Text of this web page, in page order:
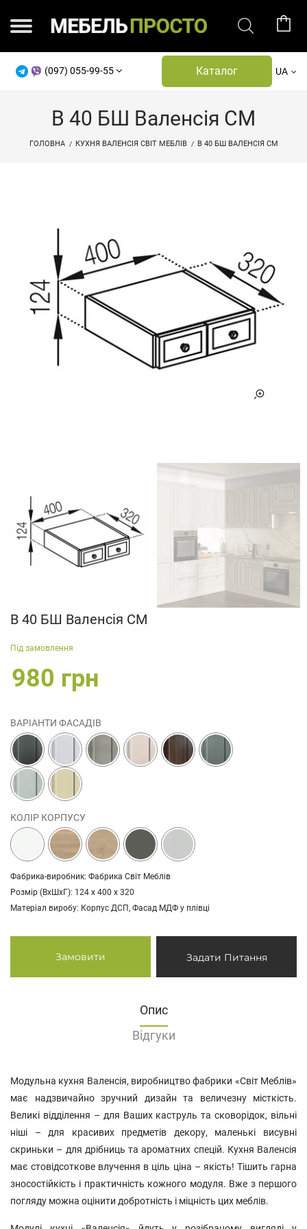
(097) 055-99-55 Каталог UA
В 40 БШ Валенсія СМ
ГОЛОВНА КУХНЯ ВАЛЕНСІЯ СВІТ МЕБЛІВ В 40 БШ ВАЛЕНСІЯ СМ
В 40 БШ Валенсія СМ
Під замовлення
980 грн
ВАРІАНТИ ФАСАДІВ
КОЛІР КОРПУСУ
Фабрика-виробник: Фабрика Світ Меблів
Розмір (ВхШхГ): 124 х 400 х 320
Матеріал виробу: Корпус ДСП, Фасад МДФ у плівці
Замовити Задати Питання
Опис
Відгуки
Модульна кухня Валенсія, виробництво фабрики «Світ Меблів»
має надзвичайно зручний дизайн та величезну місткість.
Великі відділення – для Ваших каструль та сковорідок, вільні
ніші – для красивих предметів декору, маленькі висувні
скриньки – для дрібниць та ароматних спецій. Кухня Валенсія
має стовідсоткове влучення в ціль ціна – якість! Тішить гарна
зносостійкість і практичність кожного модуля. Вже з першого
погляду можна оцінити добротність і міцність цих меблів.